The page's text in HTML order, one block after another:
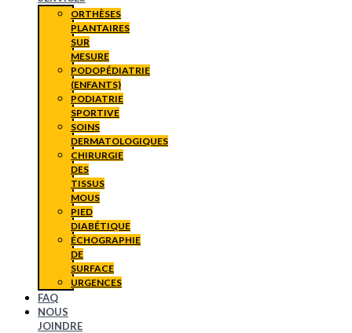
ORTHÈSES
PLANTAIRES
SUR
MESURE
PODOPÉDIATRIE
(ENFANTS)
PODIATRIE
SPORTIVE
SOINS
DERMATOLOGIQUES
CHIRURGIE
DES
TISSUS
MOUS
PIED
DIABÉTIQUE
ÉCHOGRAPHIE
DE
SURFACE
URGENCES
FAQ
NOUS
JOINDRE